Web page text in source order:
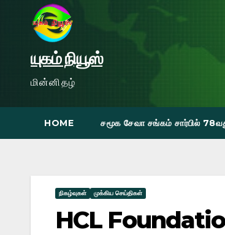
யுகம் நியூஸ்
மின்னிதழ்
HOME சமூக சேவா சங்கம் சார்பில்
நிகழ்வுகள் முக்கிய செய்திகள்
HCL